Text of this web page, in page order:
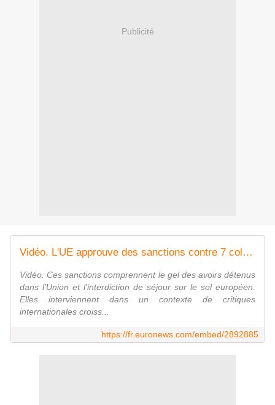
Publicité
Vidéo. L'UE approuve des sanctions contre 7 colons israéliens violents et 12 dirigeants du Hamas
Vidéo. Ces sanctions comprennent le gel des avoirs détenus
dans l'Union et l'interdiction de séjour sur le sol européen.
Elles interviennent dans un contexte de critiques
internationales croiss...
https://fr.euronews.com/embed/2892885